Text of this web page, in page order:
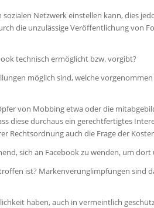
Netzwerk einstellen kann, dies
die unzulässige Veröffentlichung von
technisch ermöglicht bzw. vorgibt?
möglich sind, welche
von Mobbing etwa oder die
diese durchaus ein gerechtfertigtes
Rechtsordnung auch die Frage der
sich an Facebook zu wenden, um
ist? Markenverunglimpfungen sind
haben, auch in vermeintlich